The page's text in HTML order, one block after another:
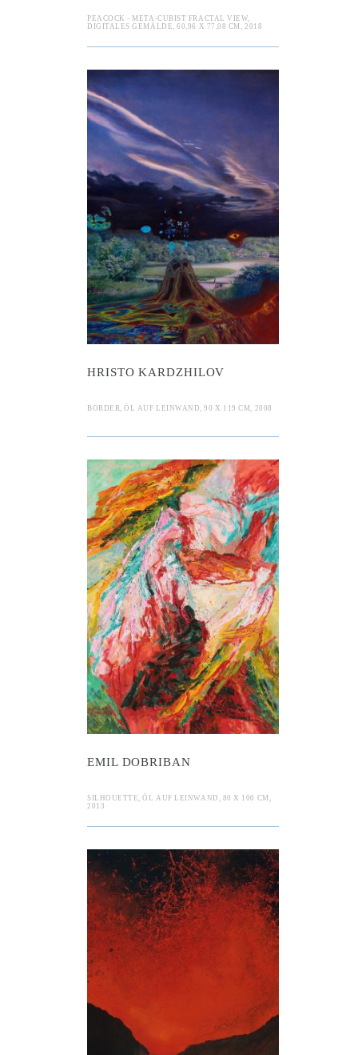
PEACOCK - META-CUBIST FRACTAL VIEW,
DIGITALES GEMÄLDE, 60,96 X 77,08 CM, 2018
Kardzhilov
HRISTO KARDZHILOV
BORDER, ÖL AUF LEINWAND, 90 X 119 CM, 2008
EMIL DOBRIBAN
SILHOUETTE, ÖL AUF LEINWAND, 80 X 100 CM,
2013
Didymos